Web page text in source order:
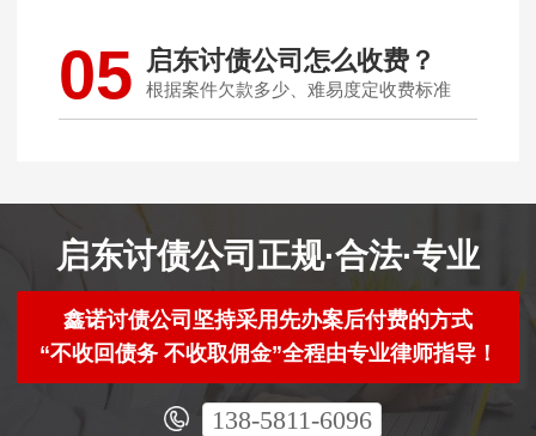
05 启东讨债公司怎么收费？
根据案件欠款多少、难易度定收费标准
启东讨债公司正规·合法·专业
鑫诺讨债公司坚持采用先办案后付费的方式
“不收回债务 不收取佣金”全程由专业律师指导！
138-5811-6096